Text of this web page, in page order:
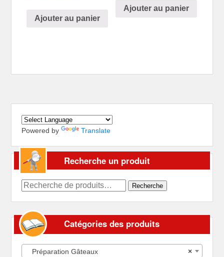
Ajouter au panier
Ajouter au panier
Powered by Translate
Recherche un produit
Recherche
Recherche
Catégories des produits
×
Préparation Gâteaux